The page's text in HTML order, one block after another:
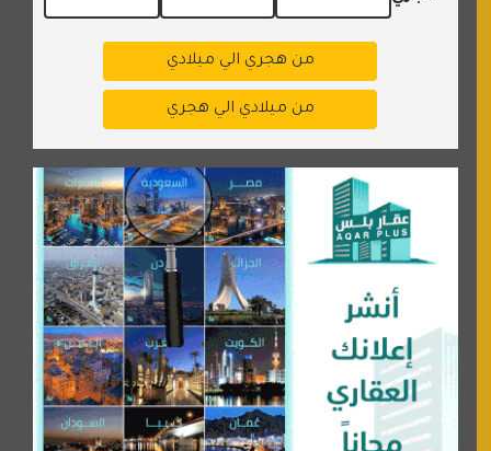
من هجري الي ميلادي
من ميلادي الي هجري